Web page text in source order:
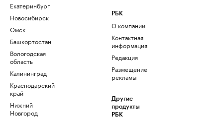
Екатеринбург
Новосибирск
Омск
Башкортостан
Вологодская
область
Калининград
Краснодарский
край
Нижний
Новгород
РБК
О компании
Контактная
информация
Редакция
Размещение
рекламы
Другие
продукты
РБК